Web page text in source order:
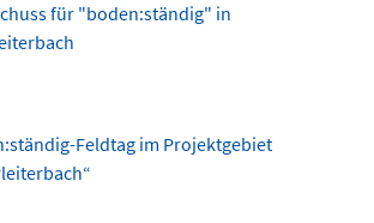
für "boden:ständig" in
Feldtag im Projektgebiet